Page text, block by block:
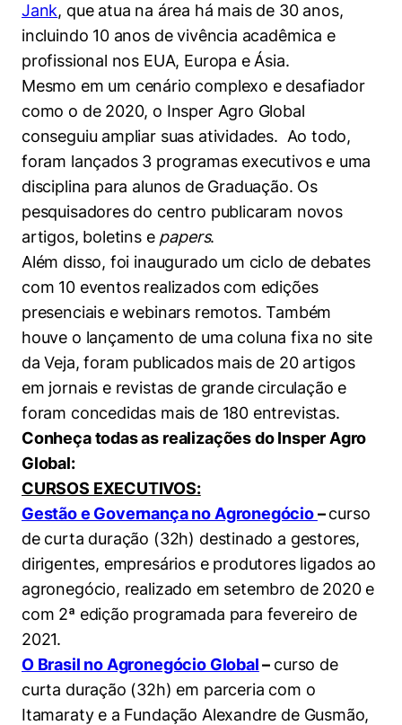
Políticas Públicas
Sustentabilidade
Tecnologia e Dados
Jank, que atua na área há mais de 30 anos,
incluindo 10 anos de vivência acadêmica e
profissional nos EUA, Europa e Ásia.
Mesmo em um cenário complexo e desafiador
como o de 2020, o Insper Agro Global
conseguiu ampliar suas atividades. Ao todo,
foram lançados 3 programas executivos e uma
disciplina para alunos de Graduação. Os
pesquisadores do centro publicaram novos
artigos, boletins e papers.
Além disso, foi inaugurado um ciclo de debates
com 10 eventos realizados com edições
presenciais e webinars remotos. Também
houve o lançamento de uma coluna fixa no site
da Veja, foram publicados mais de 20 artigos
em jornais e revistas de grande circulação e
foram concedidas mais de 180 entrevistas.
Conheça todas as realizações do Insper Agro
Global:
CURSOS EXECUTIVOS:
Gestão e Governança no Agronegócio–curso
de curta duração (32h) destinado a gestores,
dirigentes, empresários e produtores ligados ao
agronegócio, realizado em setembro de 2020 e
com 2ª edição programada para fevereiro de
2021.
O Brasil no Agronegócio Global – curso de
curta duração (32h) em parceria com o
Itamaraty e a Fundação Alexandre de Gusmão,